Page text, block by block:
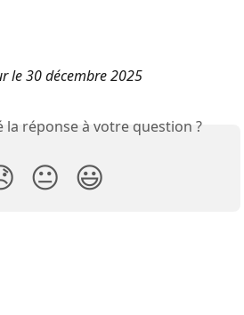
le 30 décembre 2025
la réponse à votre question ?
😐 😃